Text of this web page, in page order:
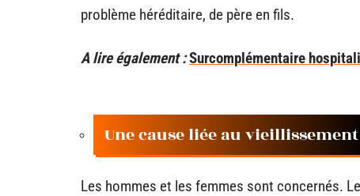
problème héréditaire, de père en fils.
A lire également :Surcomplémentaire
Une cause liée au vieillissement
Les hommes et les femmes sont concernés.